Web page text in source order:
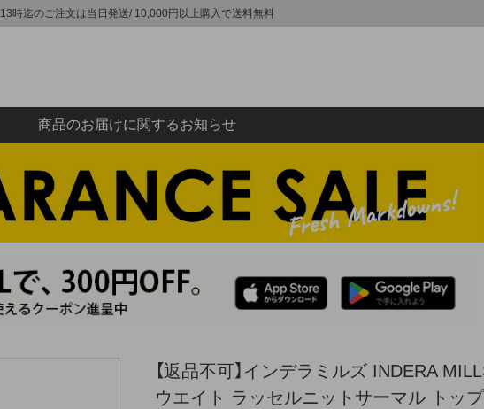
13時迄のご注文は当日発送/ 10,000円以上購入で送料無料
商品のお届けに関するお知らせ
【返品不可】インデラミルズ INDERA
ウエイト ラッセルニットサーマル トッ